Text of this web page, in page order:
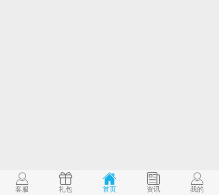
客服 礼包 首页 资讯 我的